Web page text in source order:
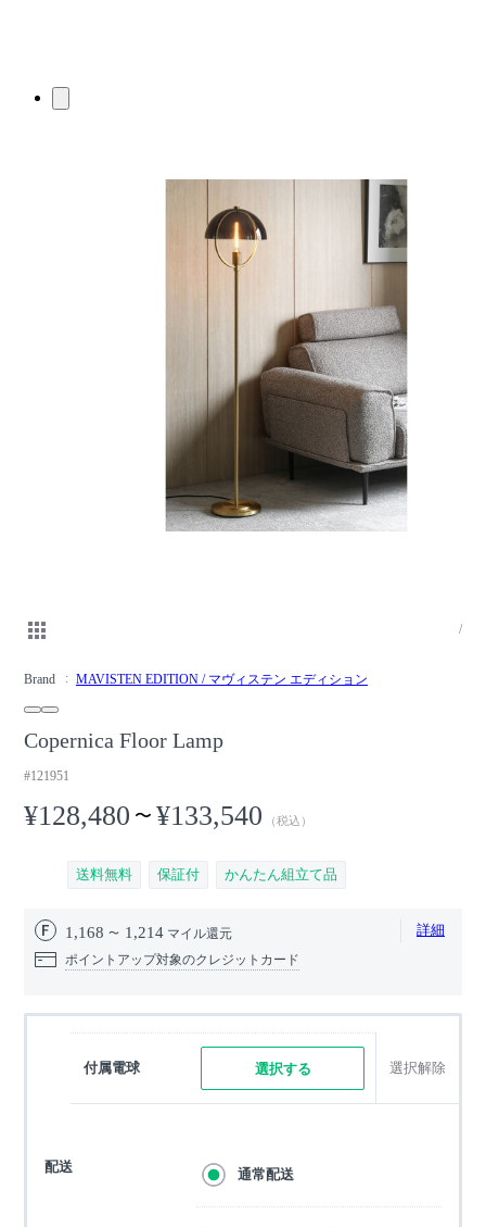
/
Brand MAVISTEN EDITION / マヴィステン エディション
Copernica Floor Lamp
#121951
¥128,480 〜 ¥133,540 （税込）
送料無料 保証付 かんたん組立て品
1,168 1,214 マイル還元 詳細
ポイントアップ対象のクレジットカード
付属電球 選択する 選択解除
配送 通常配送